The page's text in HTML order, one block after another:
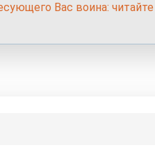
Вас воина: